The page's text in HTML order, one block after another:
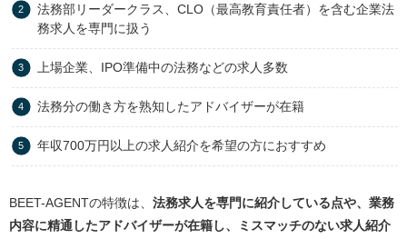
ガルを目指すのもおすすめ
まとめ
法務部リーダークラス、CLO（最高教育責任者）を含む企業法
務求人を専門に扱う
上場企業、IPO準備中の法務などの求人多数
法務分の働き方を熟知したアドバイザーが在籍
年収700万円以上の求人紹介を希望の方におすすめ
BEET-AGENTの特徴は、 法務求人を専門に紹介している点や、業務
内容に精通したアドバイザーが在籍し、ミスマッチのない求人紹介